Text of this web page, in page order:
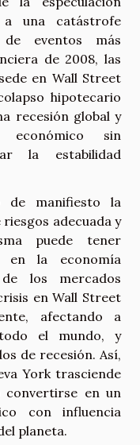
a una catástrofe
eventos más
de 2008, las
en Wall Street
hipotecario
recesión global y
económico sin
la estabilidad
de manifiesto la
adecuada y
puede tener
en la economía
los mercados
en Wall Street
afectando a
el mundo, y
de recesión. Así,
York trasciende
convertirse en un
con influencia
planeta.